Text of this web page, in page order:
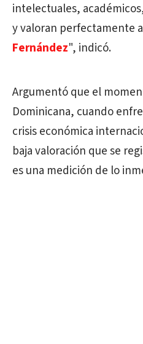
intelectuales,
y valoran perfectamente
Fernández", indicó.
Argumentó que el
Dominicana, cuando
crisis económica
baja valoración que se
es una medición de lo